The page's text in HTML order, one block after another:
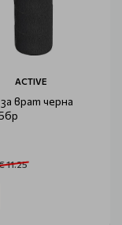
ACTIVE
врат черна
11.25